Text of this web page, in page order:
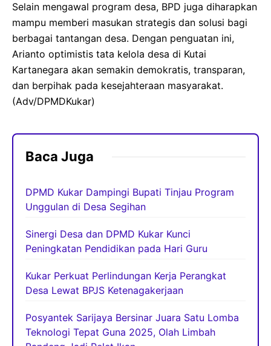
Selain mengawal program desa, BPD juga diharapkan
mampu memberi masukan strategis dan solusi bagi
berbagai tantangan desa. Dengan penguatan ini,
Arianto optimistis tata kelola desa di Kutai
Kartanegara akan semakin demokratis, transparan,
dan berpihak pada kesejahteraan masyarakat.
(Adv/DPMDKukar)
Baca Juga
DPMD Kukar Dampingi Bupati Tinjau Program
Unggulan di Desa Segihan
Sinergi Desa dan DPMD Kukar Kunci
Peningkatan Pendidikan pada Hari Guru
Kukar Perkuat Perlindungan Kerja Perangkat
Desa Lewat BPJS Ketenagakerjaan
Posyantek Sarijaya Bersinar Juara Satu Lomba
Teknologi Tepat Guna 2025, Olah Limbah